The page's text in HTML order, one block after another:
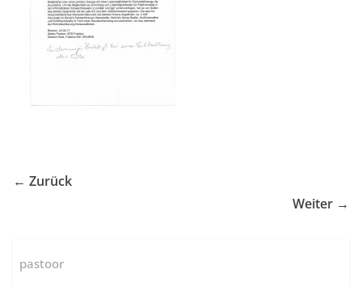
← Zurück
Weiter →
pastoor